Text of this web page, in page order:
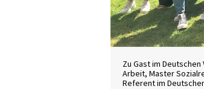
Zu Gast im
Arbeit, Master
Referent im